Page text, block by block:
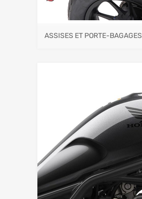
ASSISES ET PORTE-BAGAGES